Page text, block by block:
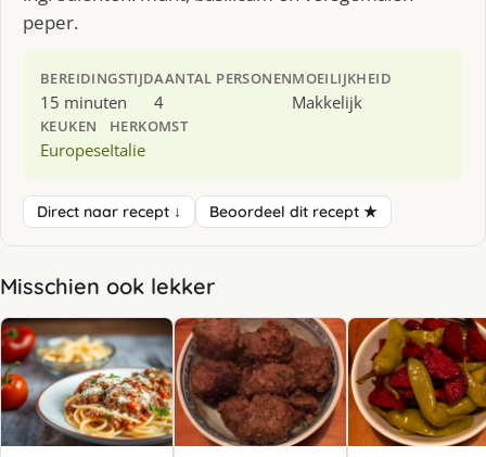
peper.
BEREIDINGSTIJD
15 minuten
AANTAL PERSONEN
4
MOEILIJKHEID
Makkelijk
KEUKEN
Europese
HERKOMST
Italie
Direct naar recept ↓ Beoordeel dit recept ★
Misschien ook lekker